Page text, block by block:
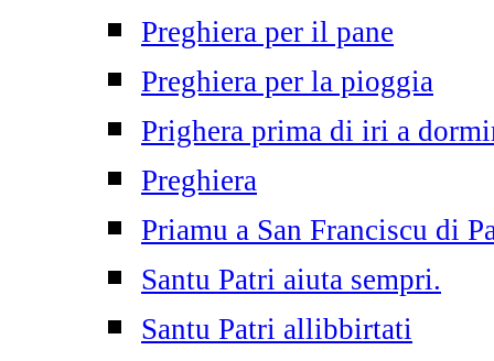
Preghiera per il pane
Preghiera per la pioggia
Prighera prima di iri a
Preghiera
Priamu a San Franciscu di
Santu Patri aiuta sempri.
Santu Patri allibbirtati